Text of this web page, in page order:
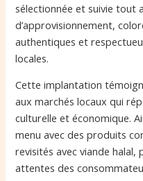
sélectionnée et suivie tout
d’approvisionnement,
authentiques et
locales.
Cette implantation
aux marchés locaux qui
culturelle et économique.
menu avec des produits
revisités avec viande
attentes des